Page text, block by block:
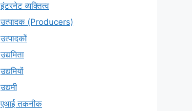
इंटरनेट व्यक्तित्व
उत्पादक (Producers)
उत्पादकों
उद्यमिता
उद्यमियों
उद्यमी
एआई तकनीक